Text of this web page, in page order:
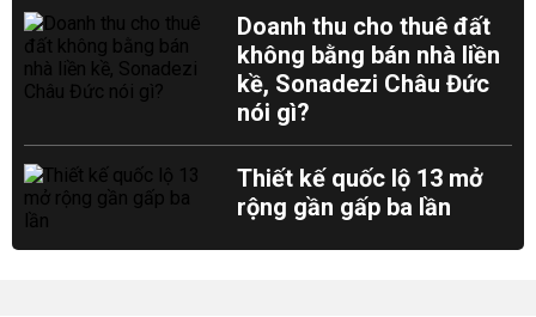
Doanh thu cho thuê đất
không bằng bán nhà liền
kề, Sonadezi Châu Đức
nói gì?
Thiết kế quốc lộ 13 mở
rộng gần gấp ba lần